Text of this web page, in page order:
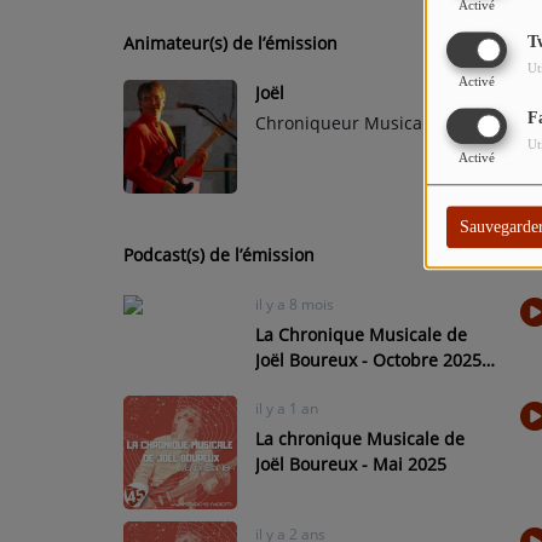
Activé
Activé
Activé
Animateur(s) de l’émission
Joël
Chroniqueur Musicale
Podcast(s) de l’émission
il y a 8 mois
La Chronique Musicale de
Joël Boureux - Octobre 2025 -
il y a 1 an
La chronique Musicale de
Joël Boureux - Mai 2025
il y a 2 ans